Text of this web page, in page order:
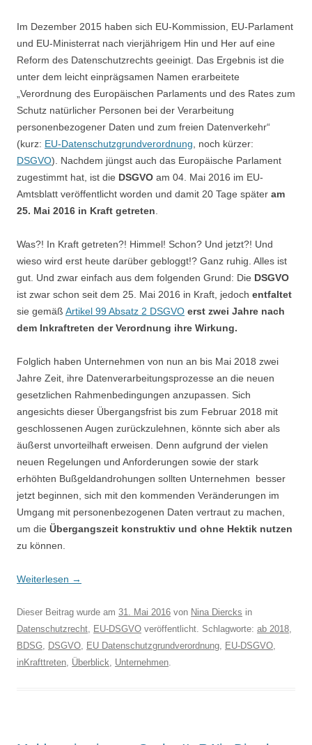
Im Dezember 2015 haben sich EU-Kommission, EU-Parlament
und EU-Ministerrat nach vierjährigem Hin und Her auf eine
Reform des Datenschutzrechts geeinigt. Das Ergebnis ist die
unter dem leicht einprägsamen Namen erarbeitete
„Verordnung des Europäischen Parlaments und des Rates zum
Schutz natürlicher Personen bei der Verarbeitung
personenbezogener Daten und zum freien Datenverkehr“
(kurz: EU-Datenschutzgrundverordnung , noch kürzer:
DSGVO). Nachdem jüngst auch das Europäische Parlament
zugestimmt hat, ist die DSGVO am 04. Mai 2016 im EU-
Amtsblatt veröffentlicht worden und damit 20 Tage später am
25. Mai 2016 in Kraft getreten
Was?! In Kraft getreten?! Himmel! Schon? Und jetzt?! Und
wieso wird erst heute darüber gebloggt!? Ganz ruhig. Alles ist
gut. Und zwar einfach aus dem folgenden Grund: Die DSGVO
ist zwar schon seit dem 25. Mai 2016 in Kraft, jedoch entfaltet
sie gemäß Artikel 99 Absatz 2 DSGVO erst zwei Jahre nach
dem Inkraftreten der Verordnung ihre Wirkung.
Folglich haben Unternehmen von nun an bis Mai 2018 zwei
Jahre Zeit, ihre Datenverarbeitungsprozesse an die neuen
gesetzlichen Rahmenbedingungen anzupassen. Sich
angesichts dieser Übergangsfrist bis zum Februar 2018 mit
geschlossenen Augen zurückzulehnen, könnte sich aber als
äußerst unvorteilhaft erweisen. Denn aufgrund der vielen
neuen Regelungen und Anforderungen sowie der stark
erhöhten Bußgeldandrohungen sollten Unternehmen besser
jetzt beginnen, sich mit den kommenden Veränderungen im
Umgang mit personenbezogenen Daten vertraut zu machen,
um die Übergangszeit konstruktiv und ohne Hektik nutzen
zu können.
Weiterlesen →
Dieser Beitrag wurde am 31. Mai 2016 von Nina Diercks in
Datenschutzrecht, EU-DSGVO veröffentlicht. Schlagworte: ab 2018,
BDSG, DSGVO, EU Datenschutzgrundverordnung, EU-DSGVO,
inKrafttreten, Überblick, Unternehmen.